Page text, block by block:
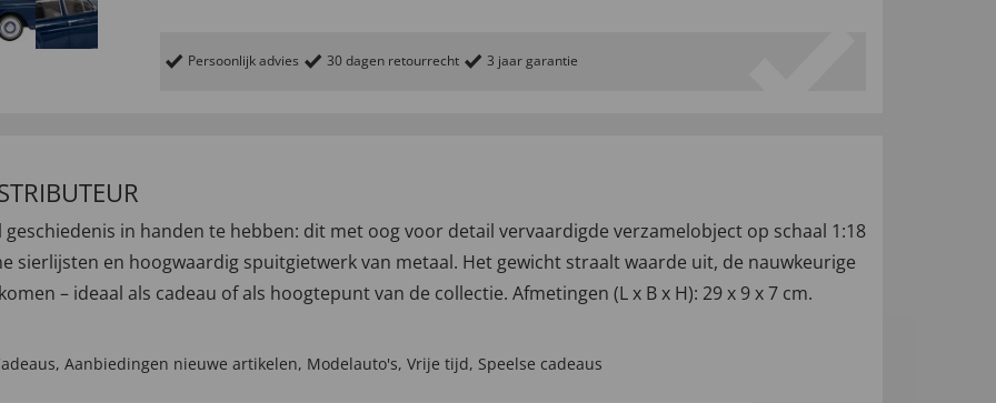
Persoonlijk advies 30 dagen retourrecht 3 jaar garantie
in handen te hebben: dit met oog voor detail vervaardigde verzamelobject op schaal 1:18
sierlijsten en hoogwaardig spuitgietwerk van metaal. Het gewicht straalt waarde uit, de nauwkeurige
– ideaal als cadeau of als hoogtepunt van de collectie. Afmetingen (L x B x H): 29 x 9 x 7 cm.
, Aanbiedingen nieuwe artikelen, Modelauto's, Vrije tijd, Speelse cadeaus